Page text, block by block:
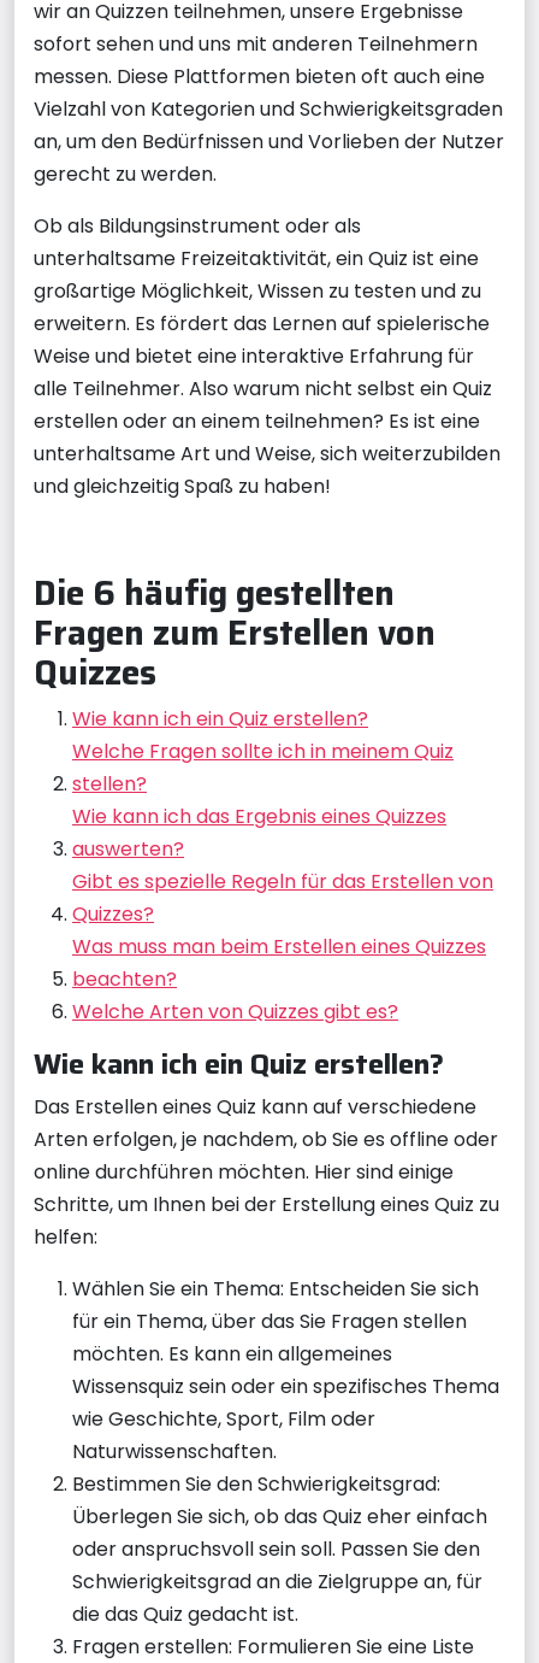
wir an Quizzen teilnehmen, unsere Ergebnisse
sofort sehen und uns mit anderen Teilnehmern
messen. Diese Plattformen bieten oft auch eine
Vielzahl von Kategorien und Schwierigkeitsgraden
an, um den Bedürfnissen und Vorlieben der Nutzer
gerecht zu werden.
Ob als Bildungsinstrument oder als
unterhaltsame Freizeitaktivität, ein Quiz ist eine
großartige Möglichkeit, Wissen zu testen und zu
erweitern. Es fördert das Lernen auf spielerische
Weise und bietet eine interaktive Erfahrung für
alle Teilnehmer. Also warum nicht selbst ein Quiz
erstellen oder an einem teilnehmen? Es ist eine
unterhaltsame Art und Weise, sich weiterzubilden
und gleichzeitig Spaß zu haben!
Die 6 häufig gestellten
Fragen zum Erstellen von
Quizzes
Wie kann ich ein Quiz erstellen?
Welche Fragen sollte ich in meinem Quiz
stellen?
Wie kann ich das Ergebnis eines Quizzes
auswerten?
Gibt es spezielle Regeln für das Erstellen von
Quizzes?
Was muss man beim Erstellen eines Quizzes
beachten?
Welche Arten von Quizzes gibt es?
Wie kann ich ein Quiz erstellen?
Das Erstellen eines Quiz kann auf verschiedene
Arten erfolgen, je nachdem, ob Sie es offline oder
online durchführen möchten. Hier sind einige
Schritte, um Ihnen bei der Erstellung eines Quiz zu
helfen:
Wählen Sie ein Thema: Entscheiden Sie sich
für ein Thema, über das Sie Fragen stellen
möchten. Es kann ein allgemeines
Wissensquiz sein oder ein spezifisches Thema
wie Geschichte, Sport, Film oder
Naturwissenschaften.
Bestimmen Sie den Schwierigkeitsgrad:
Überlegen Sie sich, ob das Quiz eher einfach
oder anspruchsvoll sein soll. Passen Sie den
Schwierigkeitsgrad an die Zielgruppe an, für
die das Quiz gedacht ist.
Fragen erstellen: Formulieren Sie eine Liste